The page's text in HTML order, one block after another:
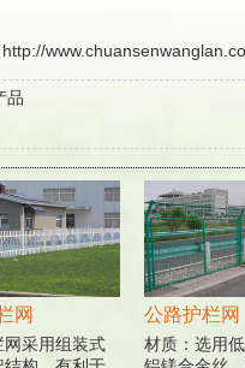
http://
品
采用组装式
公路护栏网
材质：选用低